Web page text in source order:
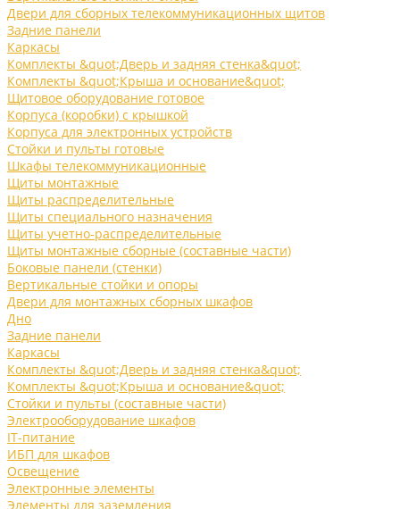
Двери для сборных телекоммуникационных щитов
Задние панели
Каркасы
Комплекты &quot;Дверь и задняя стенка&quot;
Комплекты &quot;Крыша и основание&quot;
Щитовое оборудование готовое
Корпуса (коробки) с крышкой
Корпуса для электронных устройств
Стойки и пульты готовые
Шкафы телекоммуникационные
Щиты монтажные
Щиты распределительные
Щиты специального назначения
Щиты учетно-распределительные
Щиты монтажные сборные (составные части)
Боковые панели (стенки)
Вертикальные стойки и опоры
Двери для монтажных сборных шкафов
Дно
Задние панели
Каркасы
Комплекты &quot;Дверь и задняя стенка&quot;
Комплекты &quot;Крыша и основание&quot;
Стойки и пульты (составные части)
Электрооборудование шкафов
IT-питание
ИБП для шкафов
Освещение
Электронные элементы
Элементы для заземления